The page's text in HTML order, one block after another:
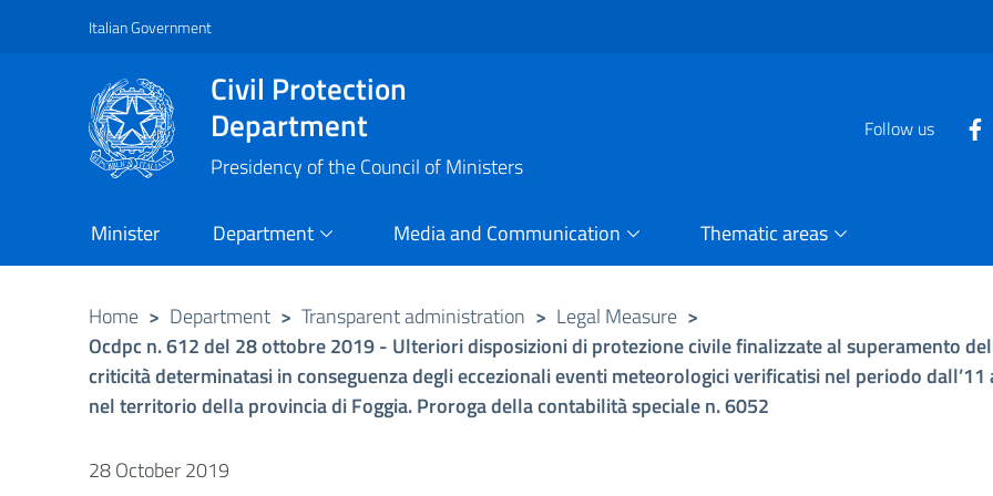
Vai al contenuto principale
Raggiungi il piè di pagina
Italian Government
Civil Protection
Department
Presidency of the Council of Ministers
Follow us
Minister Department Media and Communication Thematic areas
Home > Department > Transparent administration > Legal Measure >
Ocdpc n. 612 del 28 ottobre 2019 - Ulteriori disposizioni di protezione civile finalizzate al superamento
criticità determinatasi in conseguenza degli eccezionali eventi meteorologici verificatisi nel periodo
nel territorio della provincia di Foggia. Proroga della contabilità speciale n. 6052
28 October 2019